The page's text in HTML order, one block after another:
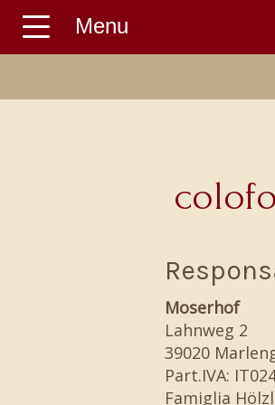
Menu
Moserhof
Lahnweg 2
39020
Part.IVA:
Famiglia Hölzl